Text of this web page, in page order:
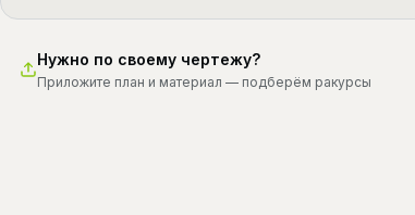
Нужно по своему чертежу?
Приложите план и материал — подберём ракурсы